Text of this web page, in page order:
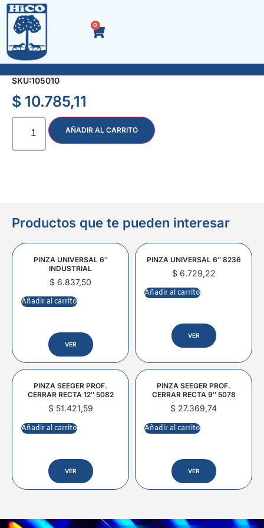
0
SEGUROS SEEGER x 300 Pzas.
SKU:105010
$ 10.785,11
AÑADIR AL CARRITO
Productos que te pueden interesar
PINZA UNIVERSAL 6″
INDUSTRIAL
$ 6.837,50
Añadir al carrito
VER
PINZA UNIVERSAL 6″ 8236
$6.729,22
Añadir al carrito
VER
PINZA SEEGER PROF.
CERRAR RECTA 12″ 5082
$51.421,59
Añadir al carrito
VER
PINZA SEEGER PROF.
CERRAR RECTA 9″ 5078
$ 27.369,74
Añadir al carrito
VER